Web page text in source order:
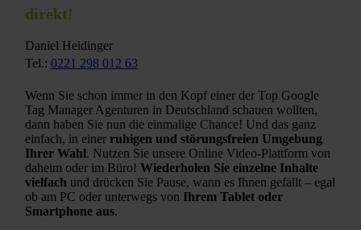
direkt!
Daniel Heidinger
Tel.: 0221 298 012 63
Wenn Sie schon immer in den Kopf einer der Top Google
Tag Manager Agenturen in Deutschland schauen wollten,
dann haben Sie nun die einmalige Chance! Und das ganz
einfach, in einer ruhigen und störungsfreien Umgebung
Ihrer Wahl. Nutzen Sie unsere Online Video-Plattform von
daheim oder im Büro! Wiederholen Sie einzelne Inhalte
vielfach und drücken Sie Pause, wann es Ihnen gefällt – egal
ob am PC oder unterwegs von Ihrem Tablet oder
Smartphone aus.